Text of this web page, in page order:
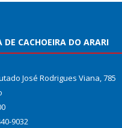
DE CACHOEIRA DO ARARI
José Rodrigues Viana, 785
9032